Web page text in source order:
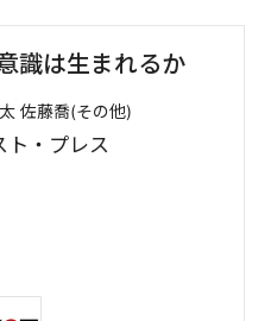
識は生まれるか
佐藤喬(その他)
ト・プレス